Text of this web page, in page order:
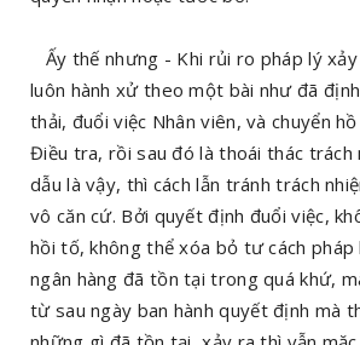
Ấy thế nhưng - Khi rủi ro pháp lý
luôn hành xử theo một bài như đã
thải, đuổi việc Nhân viên, và chuyển
Điều tra, rồi sau đó là thoái thác trách
dẫu là vậy, thì cách lẫn tránh trách
vô căn cứ. Bởi quyết định đuổi việc,
hồi tố, không thể xóa bỏ tư cách pháp
ngân hàng đã tồn tại trong quá khứ,
từ sau ngày ban hành quyết định mà